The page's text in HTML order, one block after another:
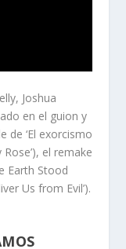
Joshua
en el guion y
de ‘El exorcismo
Rose’), el remake
Earth Stood
Us from Evil’).